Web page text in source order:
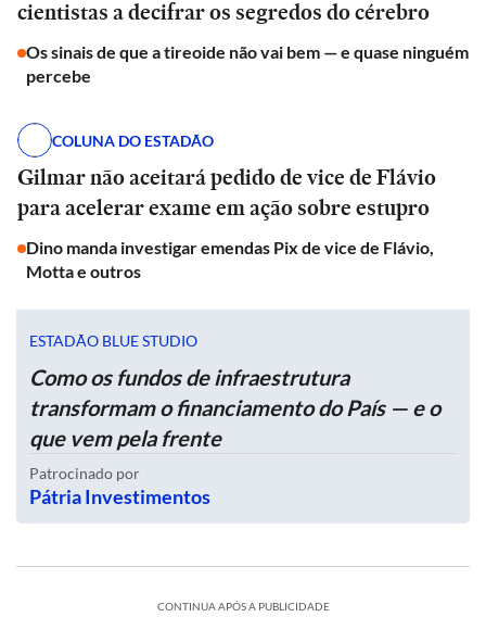
cientistas a decifrar os segredos do cérebro
Os sinais de que a tireoide não vai bem — e quase ninguém
percebe
COLUNA DO ESTADÃO
Gilmar não aceitará pedido de vice de Flávio
para acelerar exame em ação sobre estupro
Dino manda investigar emendas Pix de vice de Flávio,
Motta e outros
ESTADÃO BLUE STUDIO
Como os fundos de infraestrutura
transformam o financiamento do País — e o
que vem pela frente
Patrocinado por
Pátria Investimentos
CONTINUA APÓS A PUBLICIDADE